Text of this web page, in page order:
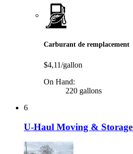
Carburant de remplacement
$4,11/gallon
On Hand:
220 gallons
6
U-Haul Moving &